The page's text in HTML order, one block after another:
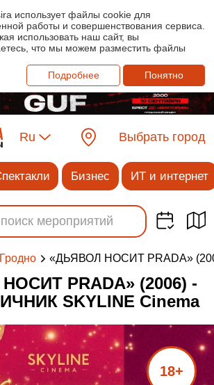
использует файлы cookie для
работы и совершенствования сервиса.
использовать наш сайт, вы
что мы можем разместить файлы
Подробнее
Понятно
Ru Выбрать город
Бизнес ИТ и интернет
«ДЬЯВОЛ НОСИТ PRADA»
PRADA» (2006) -
SKYLINE Cinema
18+